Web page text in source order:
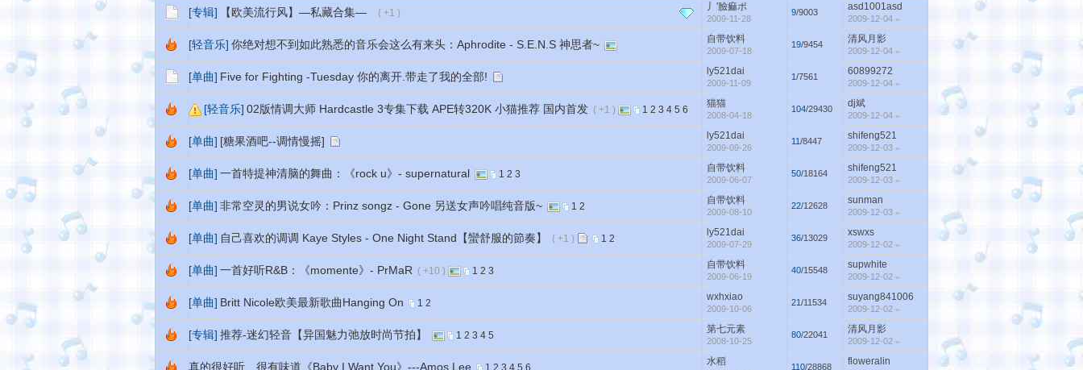
[专辑] 【欧美流行风】—私藏合集— ( +1 )
丿′臉痲ポ
2009-11-28
9/9003 asd1001asd
2009-12-04 »
[轻音乐] 你绝对想不到如此熟悉的音乐会这么有来头：Aphrodite - S.E.N.S 神思者~ 自带饮料
2009-07-18
19/9454 清风月影
2009-12-04 »
[单曲] Five for Fighting -Tuesday 你的离开.带走了我的全部! ly521dai
2009-11-09
1/7561 60899272
2009-12-04 »
[轻音乐] 02版情调大师 Hardcastle 3专集下载 APE转320K 小猫推荐 国内首发 ( +1 ) 1 2 3 4 5 6
猫猫
2008-04-18
104/29430 dj斌
2009-12-04 »
[单曲] [糖果酒吧--调情慢摇] ly521dai
2009-09-26
11/8447 shifeng521
2009-12-03 »
[单曲] 一首特提神清脑的舞曲：《rock u》- supernatural 1 2 3
自带饮料
2009-06-07
50/18164 shifeng521
2009-12-03 »
[单曲] 非常空灵的男说女吟：Prinz songz - Gone 另送女声吟唱纯音版~ 1 2
自带饮料
2009-08-10
22/12628 sunman
2009-12-03 »
[单曲] 自己喜欢的调调 Kaye Styles - One Night Stand【蠻舒服的節奏】 ( +1 ) 1 2
ly521dai
2009-07-29
36/13029 xswxs
2009-12-02 »
[单曲] 一首好听R&B：《momente》- PrMaR ( +10 ) 1 2 3
自带饮料
2009-06-19
40/15548 supwhite
2009-12-02 »
[单曲] Britt Nicole欧美最新歌曲Hanging On 1 2
wxhxiao
2009-10-06
21/11534 suyang841006
2009-12-02 »
[专辑] 推荐-迷幻轻音【异国魅力弛放时尚节拍】 1 2 3 4 5
第七元素
2008-10-25
80/22041 清风月影
2009-12-02 »
真的很好听、很有味道《Baby I Want You》---Amos Lee 1 2 3 4 5 6
水稻 110/28868 floweralin